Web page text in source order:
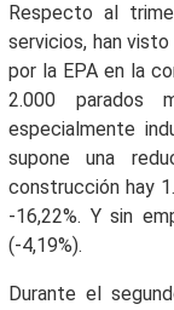
Respecto al
servicios, han
por la EPA en la
2.000 parados
especialmente
supone una
construcción hay
-16,22%. Y sin
(-4,19%).
Durante el